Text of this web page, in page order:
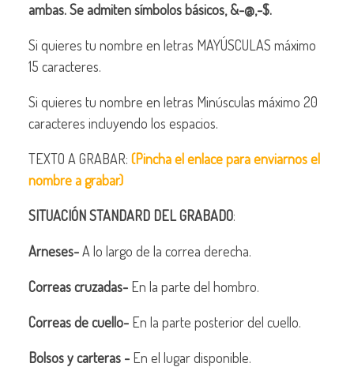
ambas. Se admiten símbolos básicos, &-@,-$.
Si quieres tu nombre en letras MAYÚSCULAS máximo
15 caracteres.
Si quieres tu nombre en letras Minúsculas máximo 20
caracteres incluyendo los espacios.
TEXTO A GRABAR: (Pincha el enlace para enviarnos el
nombre a grabar)
SITUACIÓN STANDARD DEL GRABADO:
Arneses-A lo largo de la correa derecha.
Correas cruzadas- En la parte del hombro.
Correas de cuello- En la parte posterior del cuello.
Bolsos y carteras - En el lugar disponible.